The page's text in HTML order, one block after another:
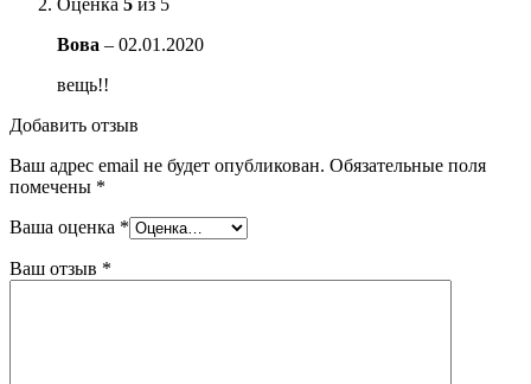
Оценка 5 из 5
Вова – 02.01.2020
вещь!!
Добавить отзыв
Ваш адрес email не будет опубликован. Обязательные поля
помечены *
Ваша оценка *
Ваш отзыв *